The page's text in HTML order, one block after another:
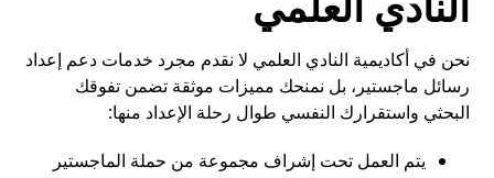
نحن في أكاديمية النادي العلمي لا نقدم مجرد خدمات دعم إعداد
رسائل ماجستير، بل نمنحك مميزات موثقة تضمن تفوقك
البحثي واستقرارك النفسي طوال رحلة الإعداد منها:
يتم العمل تحت إشراف مجموعة من حملة الماجستير